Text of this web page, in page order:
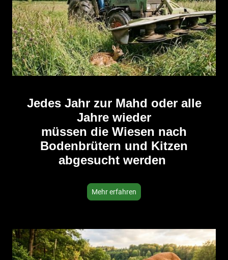
Jedes Jahr zur Mahd oder alle
Jahre wieder
müssen die Wiesen nach
Bodenbrütern und Kitzen
abgesucht werden
Mehr erfahren